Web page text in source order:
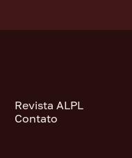
Revista ALPL
Contato